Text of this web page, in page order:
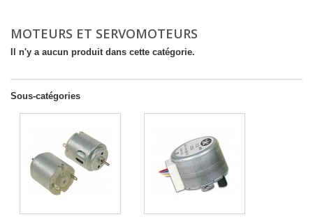
MOTEURS ET SERVOMOTEURS
Il n'y a aucun produit dans cette catégorie.
Sous-catégories